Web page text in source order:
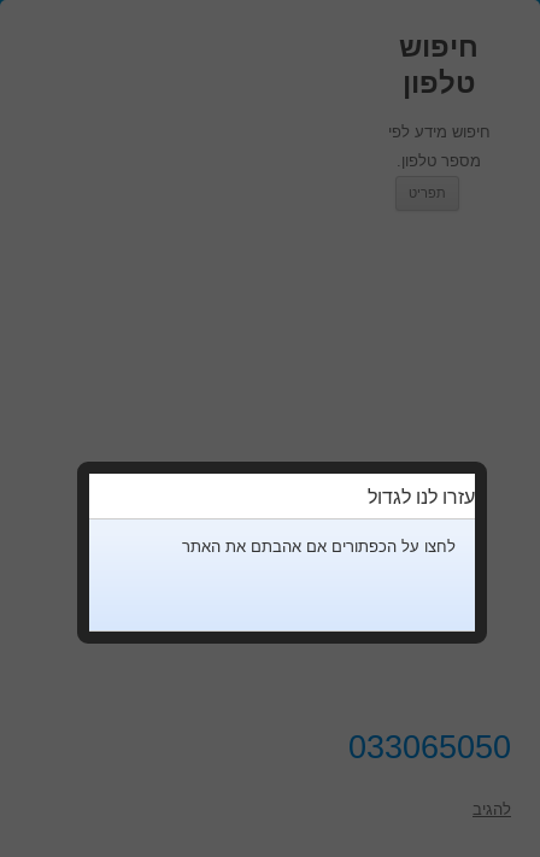
חיפוש
טלפון
חיפוש מידע לפי
מספר טלפון.
תפריט
033065050
להגיב
עזרו לנו לגדול
לחצו על הכפתורים אם אהבתם את האתר